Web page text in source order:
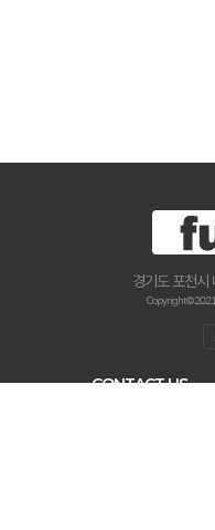
경기도 포천
Copyright © 2021
CONTACT US